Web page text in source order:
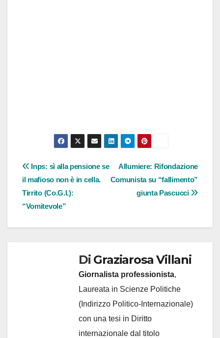
Navigazione
articoli
Allumiere: Rifondazione
Comunista su “fallimento”
giunta Pascucci
Inps: sì alla pensione se
il mafioso non è in cella.
Tirrito (Co.G.I.):
“Vomitevole”
Di Graziarosa Villani
Giornalista professionista,
Laureata in Scienze Politiche
(Indirizzo Politico-Internazionale)
con una tesi in Diritto
internazionale dal titolo